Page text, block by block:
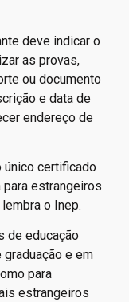
deve indicar o
as provas,
ou documento
e data de
endereço de
único certificado
estrangeiros
o Inep.
de educação
e em
para
estrangeiros